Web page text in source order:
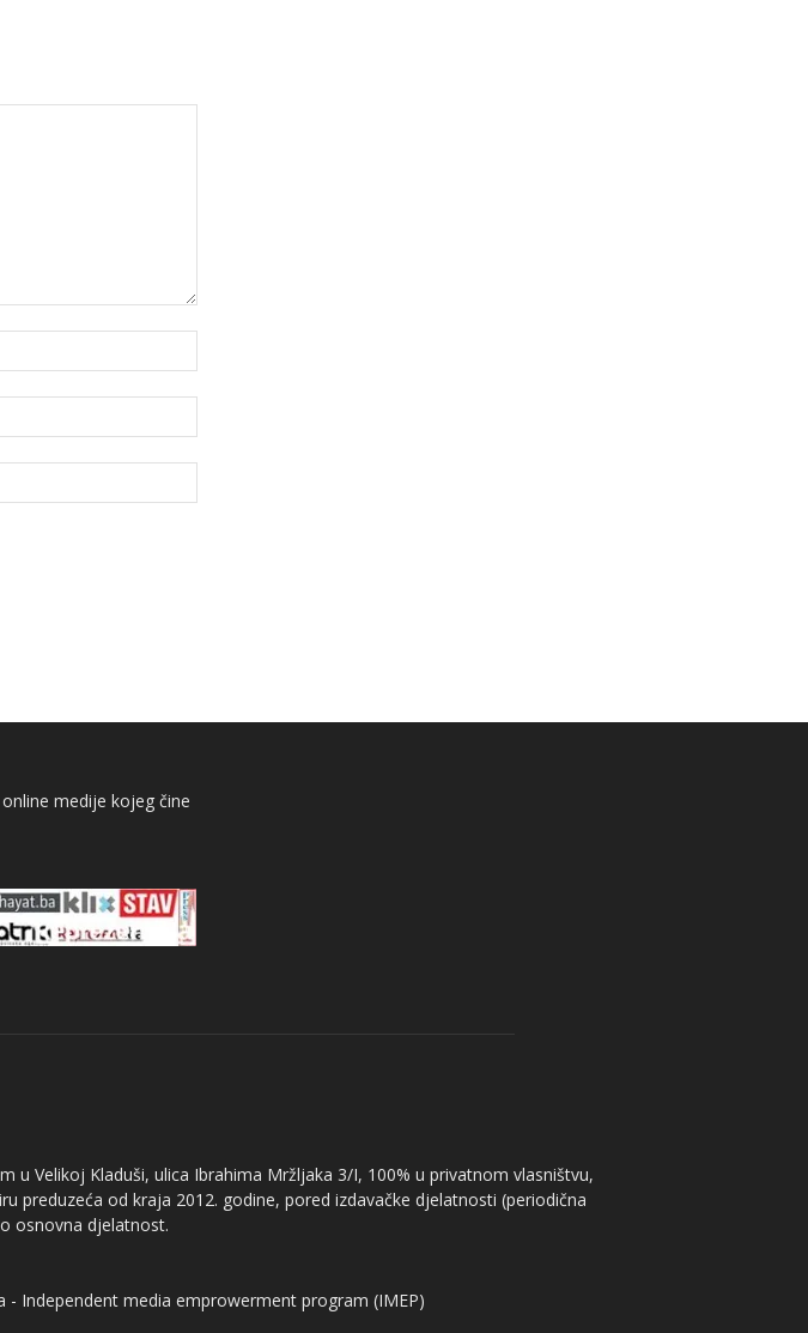
medije kojeg čine
u Velikoj Kladuši, ulica Ibrahima Mržljaka 3/I, 100% u privatnom vlasništvu,
preduzeća od kraja 2012. godine, pored izdavačke djelatnosti (periodična
osnovna djelatnost.
- Independent media emprowerment program (IMEP)